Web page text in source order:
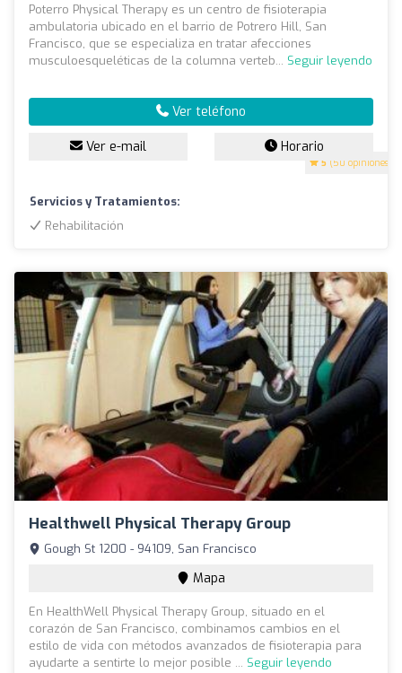
5 (50 opiniones)
Poterro Physical Therapy es un centro de fisioterapia
ambulatoria ubicado en el barrio de Potrero Hill, San
Francisco, que se especializa en tratar afecciones
musculoesqueléticas de la columna verteb... Seguir leyendo
Ver teléfono
Ver e-mail Horario
Servicios y Tratamientos:
Rehabilitación
Healthwell Physical Therapy Group
Gough St 1200 - 94109, San Francisco
Mapa
En HealthWell Physical Therapy Group, situado en el
corazón de San Francisco, combinamos cambios en el
estilo de vida con métodos avanzados de fisioterapia para
ayudarte a sentirte lo mejor posible ... Seguir leyendo